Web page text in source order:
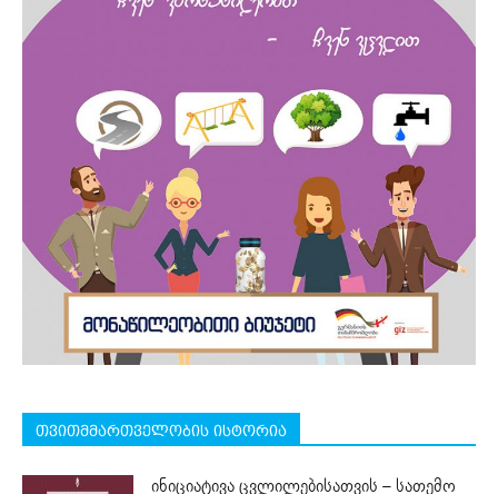
თვითმმართველობის ისტორია
ინიციატივა ცვლილებისათვის – სათემო